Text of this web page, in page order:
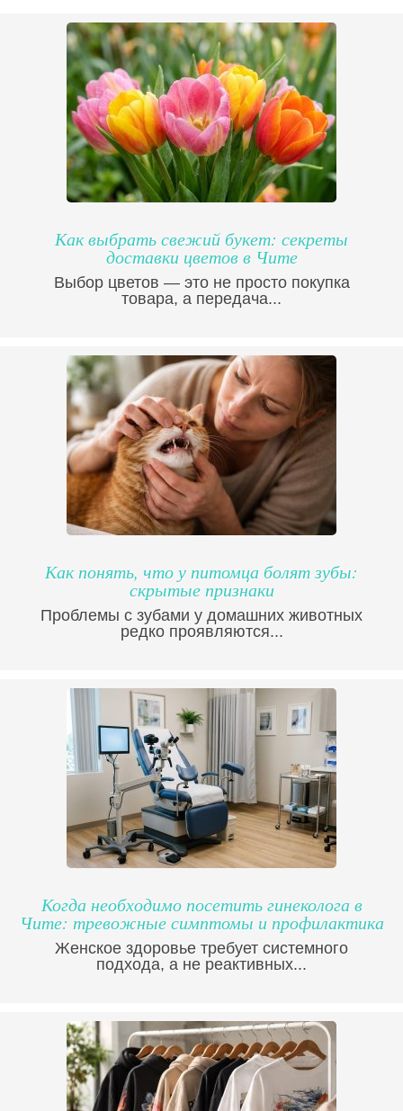
Как выбрать свежий букет: секреты
доставки цветов в Чите
Выбор цветов — это не просто покупка
товара, а передача...
Как понять, что у питомца болят зубы:
скрытые признаки
Проблемы с зубами у домашних животных
редко проявляются...
Когда необходимо посетить гинеколога в
Чите: тревожные симптомы и профилактика
Женское здоровье требует системного
подхода, а не реактивных...